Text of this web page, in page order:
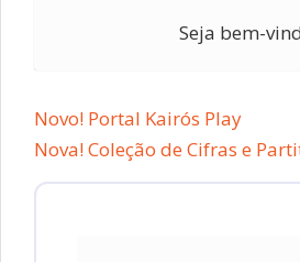
Seja bem-
Novo! Portal Kairós Play
Nova! Coleção de Cifras e